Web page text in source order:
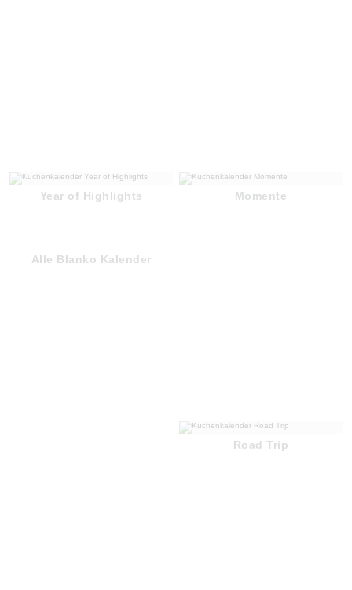
Year of Highlights Momente
Road Trip
Alle Blanko Kalender